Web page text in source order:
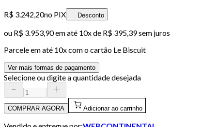
R$ 3.242,20no PIX Desconto
ou R$ 3.953,90em até 10x de R$ 395,39 sem juros
Parcele em até 10x com o cartão Le Biscuit
Ver mais formas de pagamento
Selecione ou digite a quantidade desejada
COMPRAR AGORA Adicionar ao carrinho